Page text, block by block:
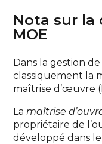
Nota sur
MOE
Dans la gestion
classiquement la
maîtrise d’œuvre
Lamaîtrise
propriétaire de
développé dans